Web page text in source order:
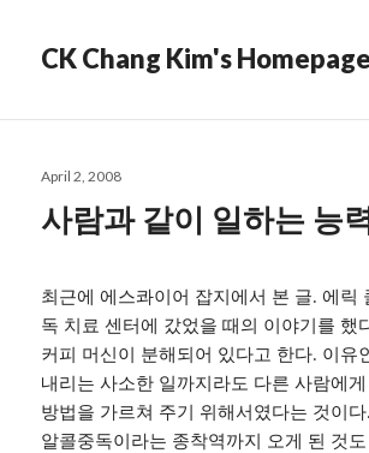
CK Chang Kim's Homepage
Posted
April 2, 2008
사람과 같이 일하는 능
최근에 에스콰이어 잡지에서 본 글. 에릭
독 치료 센터에 갔었을 때의 이야기를 했
커피 머신이 분해되어 있다고 한다. 이유
내리는 사소한 일까지라도 다른 사람에
방법을 가르쳐 주기 위해서였다는 것이
알콜중독이라는 종착역까지 오게 된 것